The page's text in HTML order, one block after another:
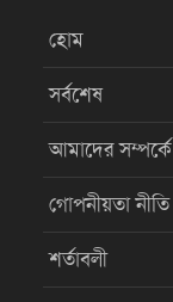
হোম
সর্বশেষ
আমাদের সম্পর্কে
গোপনীয়তা নীতি
শর্তাবলী